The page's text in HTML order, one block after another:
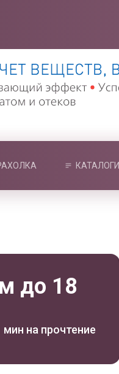
КАТАЛОГИ
до 18
мин на прочтение